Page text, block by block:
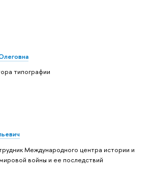
типографии
Международного центра истории и
войны и ее последствий